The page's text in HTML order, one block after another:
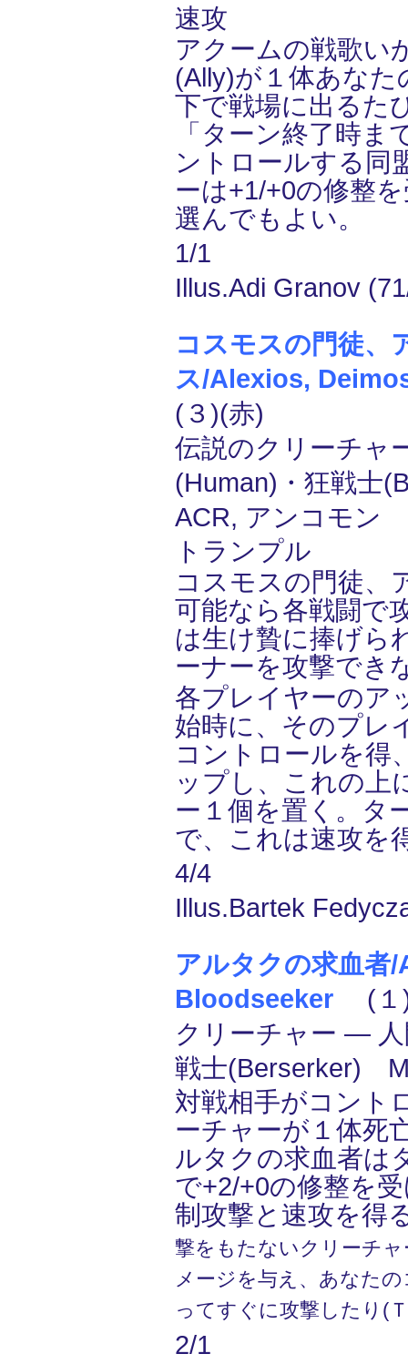
速攻
アクームの戦歌い
(Ally)が１体あな
下で戦場に出るた
「ターン終了時ま
ントロールする同
ーは+1/+0の修整
選んでもよい。
1/1
Illus.Adi Granov
コスモスの門徒、
ス/Alexios,
(３)(赤)
伝説のクリーチャ
(Human)・狂戦
ACR, アンコモン
トランプル
コスモスの門徒、
可能なら各戦闘で
は生け贄に捧げら
ーナーを攻撃でき
各プレイヤーのア
始時に、そのプレ
コントロールを得
ップし、これの上
ー１個を置く。タ
で、これは速攻を
4/4
Illus.Bartek
アルタクの求血者
Bloodseeker (１
クリーチャー ―
戦士(Berserker)
対戦相手がコント
ーチャーが１体死
ルタクの求血者は
で+2/+0の修整を
制攻撃と速攻を得
撃をもたないクリーチ
メージを与え、あなた
ってすぐに攻撃したり(
2/1